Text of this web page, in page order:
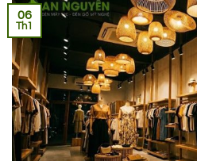
06
Th1